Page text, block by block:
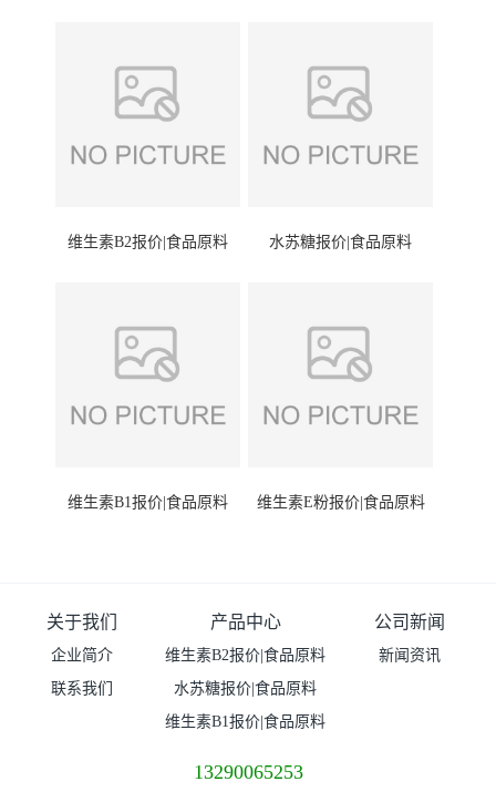
维生素B2报价|食品原料 水苏糖报价|食品原料
维生素B1报价|食品原料 维生素E粉报价|食品原料
关于我们
企业简介
联系我们
产品中心
维生素B2报价|食品原料
水苏糖报价|食品原料
维生素B1报价|食品原料
公司新闻
新闻资讯
13290065253